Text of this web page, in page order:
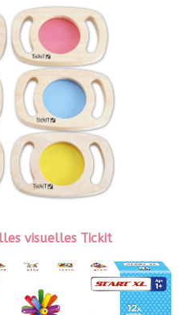
visuelles Tickit